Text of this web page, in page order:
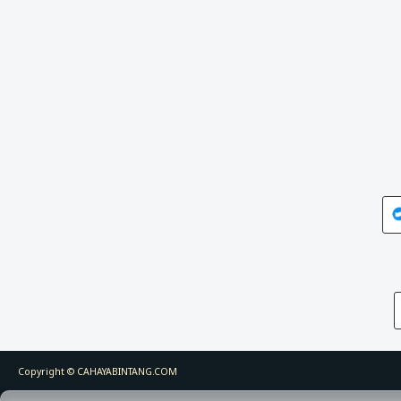
Copyright © CAHAYABINTANG.COM